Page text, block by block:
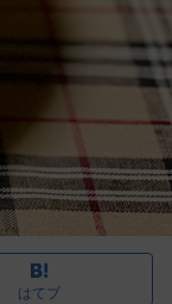
はてブ